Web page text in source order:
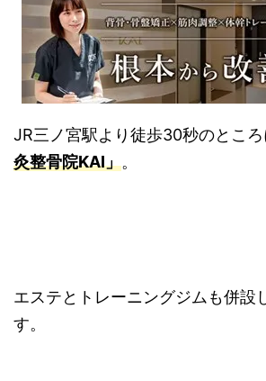
JR三ノ宮駅より徒歩30秒のところ
灸整骨院KAI」。
エステとトレーニングジムも併設
す。